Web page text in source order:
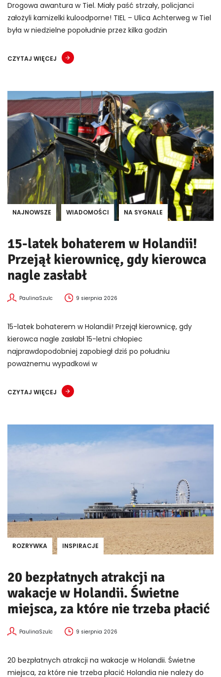
Drogowa awantura w Tiel. Miały paść strzały, policjanci
założyli kamizelki kuloodporne! TIEL – Ulica Achterweg w Tiel
była w niedzielne popołudnie przez kilka godzin
CZYTAJ WIĘCEJ
NAJNOWSZE WIADOMOŚCI NA SYGNALE
15-latek bohaterem w Holandii!
Przejął kierownicę, gdy kierowca
nagle zasłabł
PaulinaSzulc 9 sierpnia 2026
15-latek bohaterem w Holandii! Przejął kierownicę, gdy
kierowca nagle zasłabł 15-letni chłopiec
najprawdopodobniej zapobiegł dziś po południu
poważnemu wypadkowi w
CZYTAJ WIĘCEJ
ROZRYWKA INSPIRACJE
20 bezpłatnych atrakcji na
wakacje w Holandii. Świetne
miejsca, za które nie trzeba płacić
PaulinaSzulc 9 sierpnia 2026
20 bezpłatnych atrakcji na wakacje w Holandii. Świetne
miejsca, za które nie trzeba płacić Holandia nie należy do